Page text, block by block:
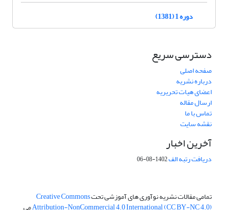
دوره 1 (1381)
دسترسی سریع
صفحه اصلی
درباره نشریه
اعضای هیات تحریریه
ارسال مقاله
تماس با ما
نقشه سایت
آخرین اخبار
دریافت رتبه الف1402-08-06
تمامی مقالات نشریه نوآوری های آموزشی تحتCreative Commons
Attribution-NonCommercial 4.0 International (CC BY-NC 4.0)می